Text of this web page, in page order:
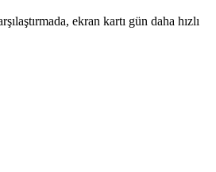
ekran kartı gün daha hızlı